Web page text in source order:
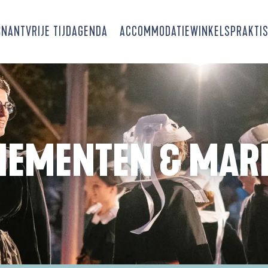
VRIJE TIJDAGENDA ACCOMMODATIEWINKELS
&